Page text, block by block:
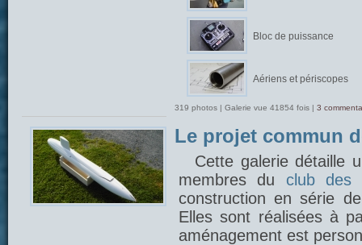
Bloc de puissance
Aériens et périscopes
319 photos | Galerie vue 41854 fois | 3
Le projet commun
Cette galerie détaille
membres du club des
construction en série
Elles sont réalisées à
aménagement est